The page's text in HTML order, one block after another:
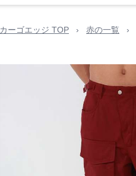
カーゴエッジ TOP › 赤の一覧 ›